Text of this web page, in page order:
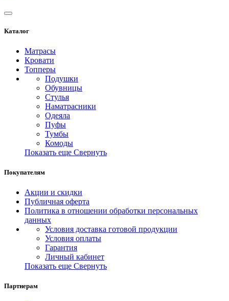
Каталог
Матрасы
Кровати
Топперы
Подушки
Обувницы
Стулья
Наматрасники
Одеяла
Пуфы
Тумбы
Комоды
Показать еще Свернуть
Покупателям
Акции и скидки
Публичная оферта
Политика в отношении обработки персональных
данных
Условия доставка готовой продукции
Условия оплаты
Гарантия
Личный кабинет
Показать еще Свернуть
Партнерам